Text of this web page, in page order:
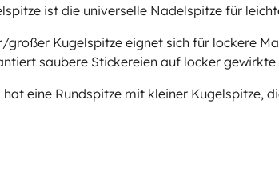
ist die universelle Nadelspitze für
Kugelspitze eignet sich für lockere
saubere Stickereien auf locker
eine Rundspitze mit kleiner Kugelspitze,